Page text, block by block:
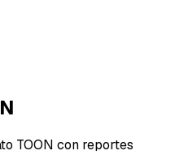
TOON con reportes